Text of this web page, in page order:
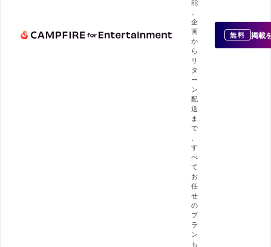
企
画
か
ら
リ
タ
ー
ン
配
送
ま
で
す
べ
て
お
任
せ
の
プ
ラ
ン
も
無料 掲載